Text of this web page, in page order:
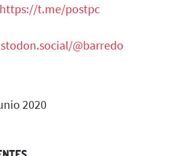
https://t.me/postpc
@barredo
2020